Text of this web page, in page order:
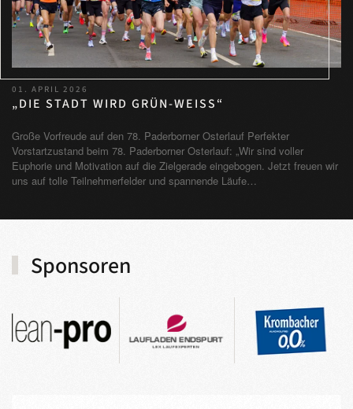
01. APRIL 2026
„DIE STADT WIRD GRÜN-WEISS“
Große Vorfreude auf den 78. Paderborner Osterlauf Perfekter
Vorstartzustand beim 78. Paderborner Osterlauf: „Wir sind voller
Euphorie und Motivation auf die Zielgerade eingebogen. Jetzt freuen wir
uns auf tolle Teilnehmerfelder und spannende Läufe…
Sponsoren